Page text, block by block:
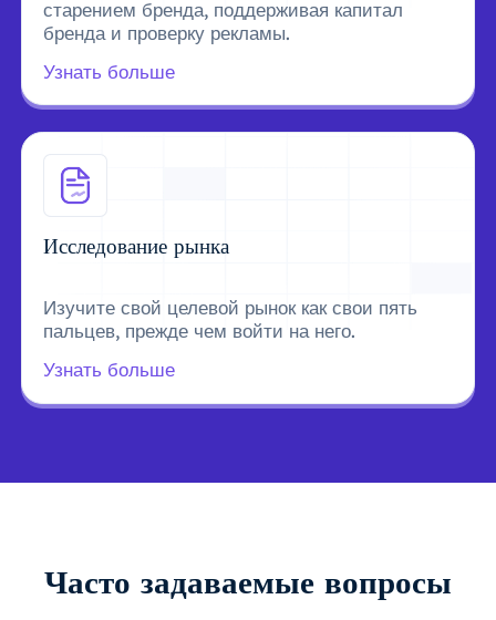
старением бренда, поддерживая капитал
бренда и проверку рекламы.
Узнать больше
Исследование рынка
Изучите свой целевой рынок как свои пять
пальцев, прежде чем войти на него.
Узнать больше
Часто задаваемые вопросы